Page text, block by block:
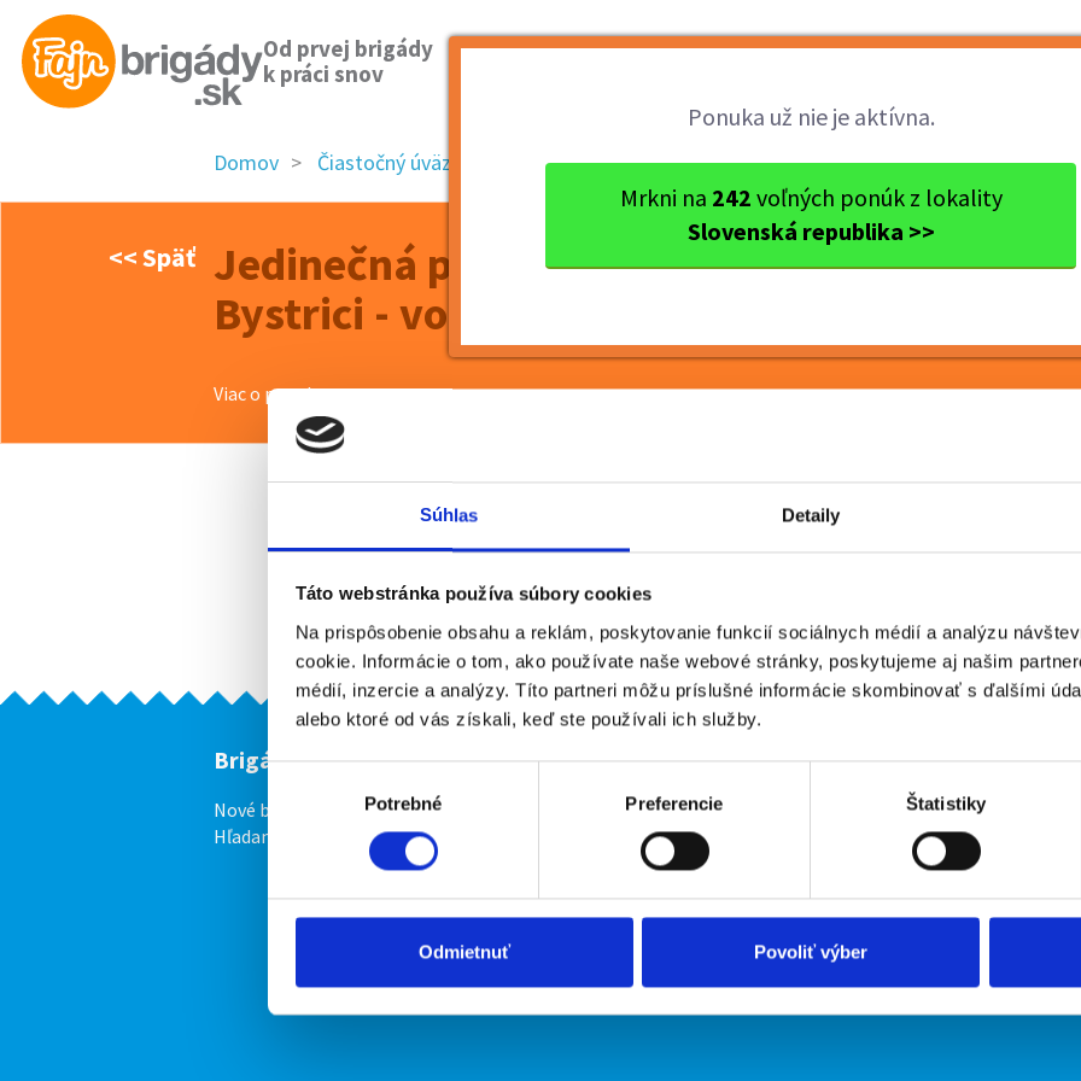
Súhlas Detaily
Táto webstránka používa súbory cookies
Na prispôsobenie obsahu a reklám, poskytovanie funkcií sociálnych médií a analýzu
cookie. Informácie o tom, ako používate naše webové stránky, poskytujeme aj našim
médií, inzercie a analýzy. Títo partneri môžu príslušné informácie skombinovať s ďalšími
alebo ktoré od vás získali, keď ste používali ich služby.
Výber
súhlasu
Potrebné Preferencie Štatistiky
Odmietnuť Povoliť výber
Od prvej brigády
k práci snov
Ponuka už nie je aktívna.
Mrkni na 242 voľných ponúk z lokality
Slovenská republika >>
Domov Čiastočný úväzok Banskobystrický kraj Ok. Banská Bystrica Banská
<< Späť Jedinečná práca priamo v Banskej
Bystrici - voľné víkendy
Viac o ponuke >>
Brigádnici
Nové brigády
Hľadané brigády
Firmy
Vložiť inzerát
O portáli
Podmienky
Zásady ochrany osobných